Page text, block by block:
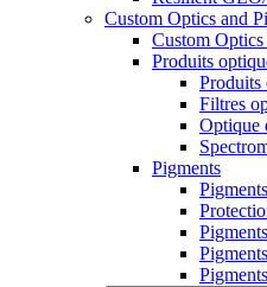
Custom Optics and
Custom
Produits
Produits
Filtres
Optique
Pigments
Pigments